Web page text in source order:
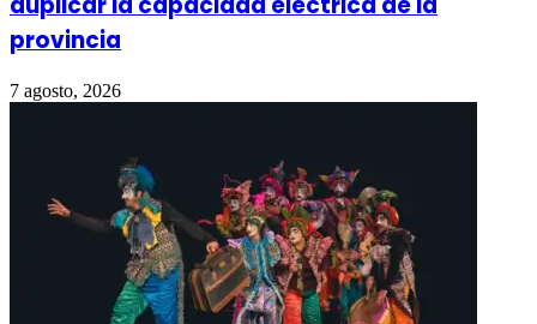
provincia
7 agosto, 2026